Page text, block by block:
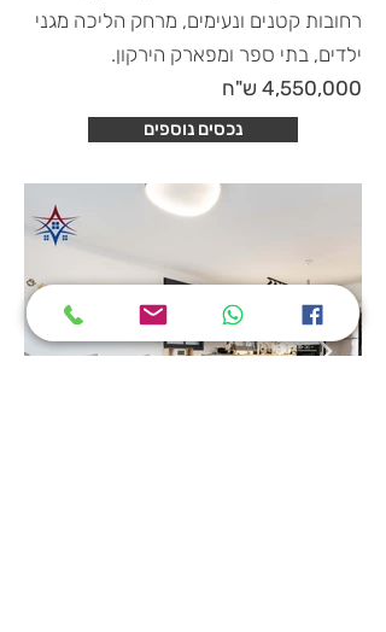
רחובות קטנים ונעימים, מרחק הליכה מגני
ילדים, בתי ספר ומפארק הירקון.
4,550,000 ש"ח
נכסים נוספים